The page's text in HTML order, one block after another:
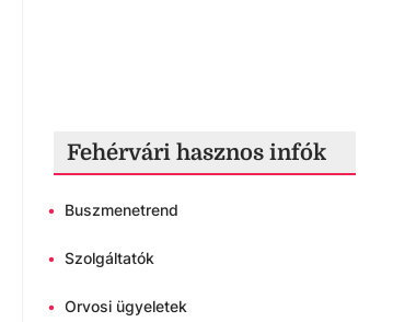
Fehérvári hasznos infók
• Buszmenetrend
• Szolgáltatók
• Orvosi ügyeletek